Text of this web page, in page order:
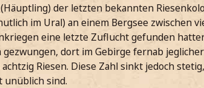
der letzten bekannten
im Ural) an einem Bergsee zwischen
eine letzte Zuflucht gefunden
gezwungen, dort im Gebirge fernab
Riesen. Diese Zahl sinkt jedoch
unüblich sind.